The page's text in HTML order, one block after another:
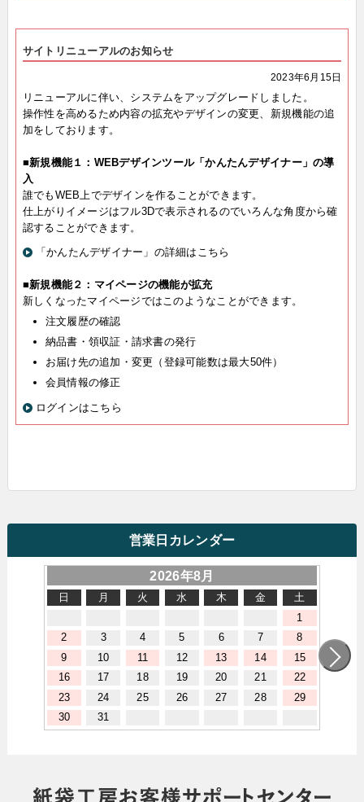
サイトリニューアルのお知らせ
2023年6月15日
リニューアルに伴い、システムをアップグレードしました。
操作性を高めるため内容の拡充やデザインの変更、新規機能の追
加をしております。
■新規機能１：WEBデザインツール「かんたんデザイナー」の導
入
誰でもWEB上でデザインを作ることができます。
仕上がりイメージはフル3Dで表示されるのでいろんな角度から確
認することができます。
「かんたんデザイナー」の詳細はこちら
■新規機能２：マイページの機能が拡充
新しくなったマイページではこのようなことができます。
注文履歴の確認
納品書・領収証・請求書の発行
お届け先の追加・変更（登録可能数は最大50件）
会員情報の修正
ログインはこちら
営業日カレンダー
2026年8月
日 月 火 水 木 金
土
1
2
3 4 5 6 7
8
9
10 11 12 13 14
15
16
17 18 19 20 21
22
23
24 25 26 27 28
29
30
31